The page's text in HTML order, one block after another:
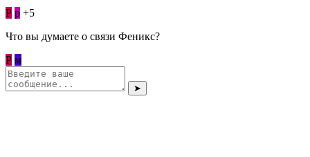
Р p +5
Что вы думаете о связи Феникс?
Р м
➤